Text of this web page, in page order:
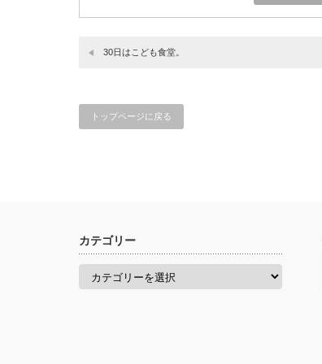
30日はこども食堂。
トップページに戻る
カテゴリー
カ